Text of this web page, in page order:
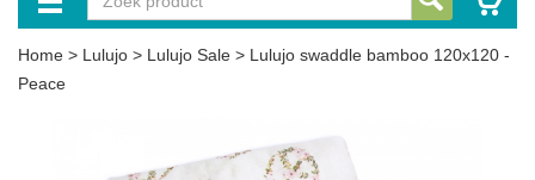
Home > Lulujo > Lulujo Sale > Lulujo swaddle bamboo 120x120 -
Peace